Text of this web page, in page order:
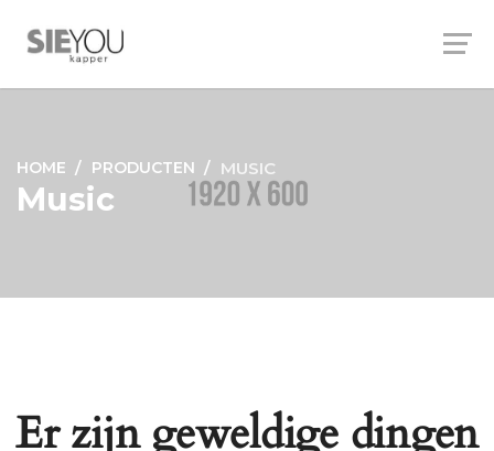
HOME PRODUCTEN MUSIC
Music
Er zijn geweldige dingen